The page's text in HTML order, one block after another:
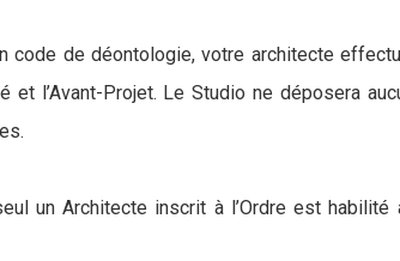
de déontologie, votre architecte
et l’Avant-Projet. Le Studio ne déposera
un Architecte inscrit à l’Ordre est